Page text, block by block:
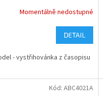
Momentálně nedostupné
DETAIL
- vystřihovánka z časopisu
Kód: ABC4021A